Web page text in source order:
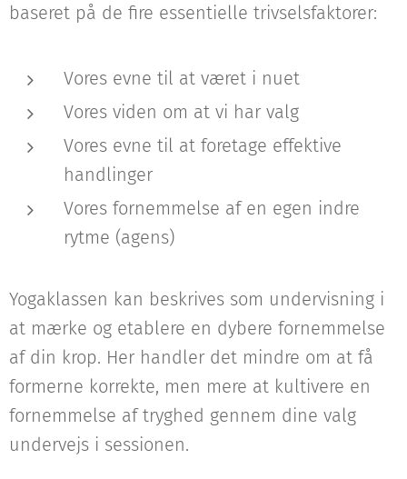
baseret på de fire essentielle trivselsfaktorer:
Vores evne til at været i nuet
Vores viden om at vi har valg
Vores evne til at foretage effektive
handlinger
Vores fornemmelse af en egen indre
rytme (agens)
Yogaklassen kan beskrives som undervisning i
at mærke og etablere en dybere fornemmelse
af din krop. Her handler det mindre om at få
formerne korrekte, men mere at kultivere en
fornemmelse af tryghed gennem dine valg
undervejs i sessionen.